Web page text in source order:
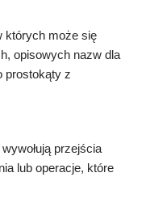
których może się
opisowych nazw dla
prostokąty z
przejścia
lub operacje, które